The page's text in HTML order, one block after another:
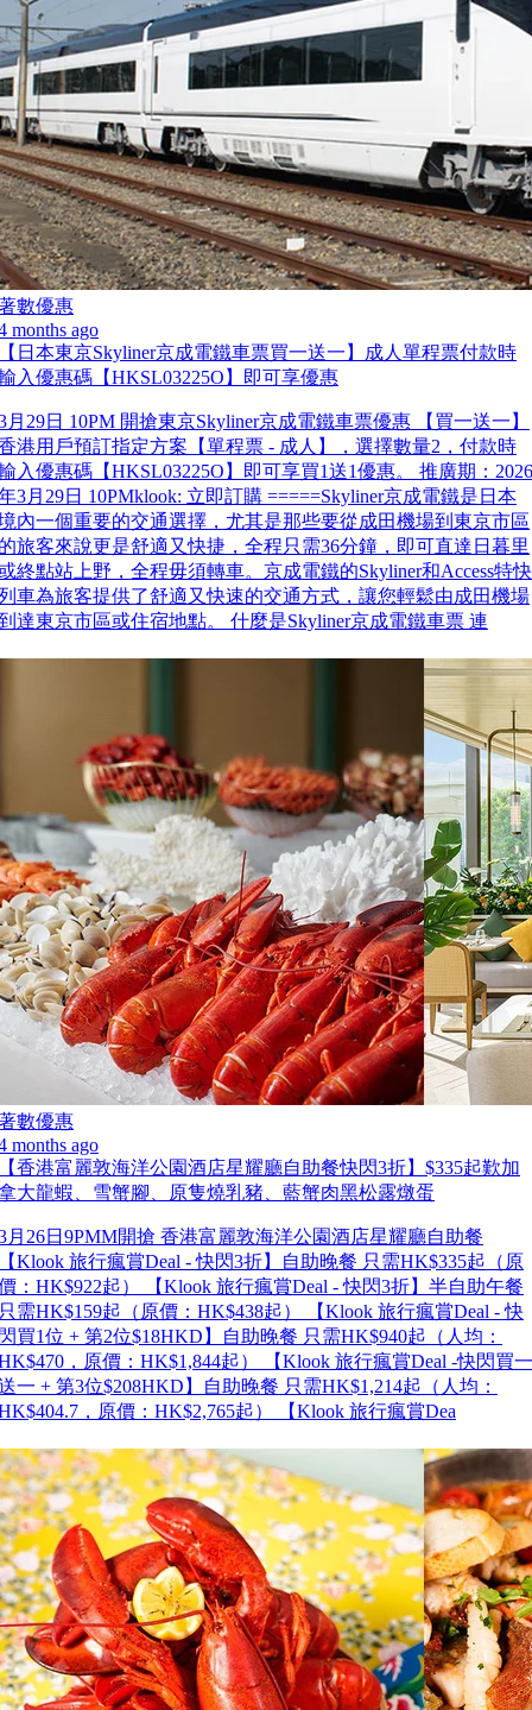
數優惠
months ago
日本東京Skyliner京成電鐵車票買一送一】成人單程票付款時
入優惠碼【HKSL03225O】即可享優惠
月29日 10PM 開搶東京Skyliner京成電鐵車票優惠 【買一送一】
港用戶預訂指定方案【單程票 - 成人】，選擇數量2，付款時
入優惠碼【HKSL03225O】即可享買1送1優惠。 推廣期：2026
3月29日 10PMklook: 立即訂購 =====Skyliner京成電鐵是日本
內一個重要的交通選擇，尤其是那些要從成田機場到東京市區
旅客來說更是舒適又快捷，全程只需36分鐘，即可直達日暮里
終點站上野，全程毋須轉車。京成電鐵的Skyliner和Access特快
車為旅客提供了舒適又快速的交通方式，讓您輕鬆由成田機場
達東京市區或住宿地點。 什麼是Skyliner京成電鐵車票 連
數優惠
months ago
香港富麗敦海洋公園酒店星耀廳自助餐快閃3折】$335起歎加
大龍蝦、雪蟹腳、原隻燒乳豬、藍蟹肉黑松露燉蛋
月26日9PMM開搶 香港富麗敦海洋公園酒店星耀廳自助餐
Klook 旅行瘋賞Deal - 快閃3折】自助晚餐 只需HK$335起（原
：HK$922起） 【Klook 旅行瘋賞Deal - 快閃3折】半自助午餐
需HK$159起（原價：HK$438起） 【Klook 旅行瘋賞Deal - 快
買1位 + 第2位$18HKD】自助晚餐 只需HK$940起（人均：
，原價：HK$1,844起） 【Klook 旅行瘋賞Deal -快閃買一
一 + 第3位$208HKD】自助晚餐 只需HK$1,214起（人均：
，原價：HK$2,765起） 【Klook 旅行瘋賞Dea